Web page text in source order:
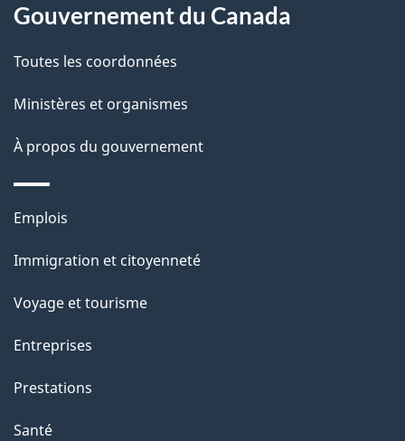
i
l
s
d
e
l
a
p
a
g
e
propos
de
ce
site
Gouvernement du Canada
Toutes les coordonnées
Ministères et organismes
À propos du gouvernement
Thèmes
sujets
Emplois
Immigration et citoyenneté
Voyage et tourisme
Entreprises
Prestations
Santé